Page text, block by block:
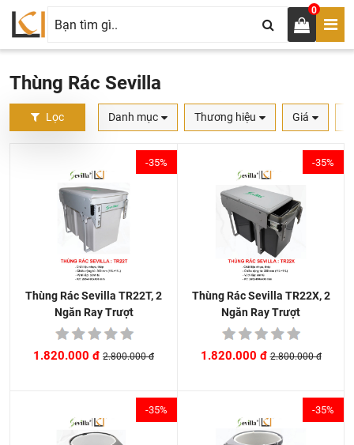
0
Thùng Rác Sevilla
Lọc Danh mục Thương hiệu Giá
-35%
Thùng Rác Sevilla TR22T, 2
Ngăn Ray Trượt
1.820.000 đ 2.800.000 đ
-35%
Thùng Rác Sevilla TR22X, 2
Ngăn Ray Trượt
1.820.000 đ 2.800.000 đ
-35% -35%